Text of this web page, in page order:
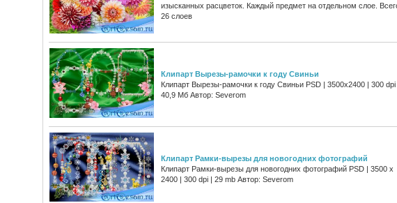
изысканных расцветок. Каждый предмет на отдельном слое.
26 слоев
Клипарт Вырезы-рамочки к году Свиньи
Клипарт Вырезы-рамочки к году Свиньи PSD | 3500х2400 | 300 dpi
40,9 Мб Автор: Severom
Клипарт Рамки-вырезы для новогодних фотографий
Клипарт Рамки-вырезы для новогодних фотографий PSD | 3500 х
2400 | 300 dpi | 29 mb Автор: Severom